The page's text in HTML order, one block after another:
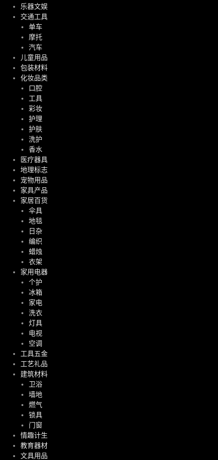
乐器文娱
交通工具
单车
摩托
汽车
儿童用品
包装材料
化妆品类
口腔
工具
彩妆
护理
护肤
洗护
香水
医疗器具
地理标志
宠物用品
家具产品
家居百货
伞具
地毯
日杂
编织
蜡烛
衣架
家用电器
个护
冰箱
家电
洗衣
灯具
电视
空调
工具五金
工艺礼品
建筑材料
卫浴
墙地
燃气
锁具
门窗
情趣计生
教育器材
文具用品